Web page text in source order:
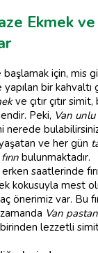
Ekmek
için, mis
bir kahvaltı
ve çıtır çıtır simit,
Peki, Van
nerede
ve her gün
bulunmaktadır.
saatlerinde
kokusuyla mest
önerimiz var. Bu
Van
lezzetli